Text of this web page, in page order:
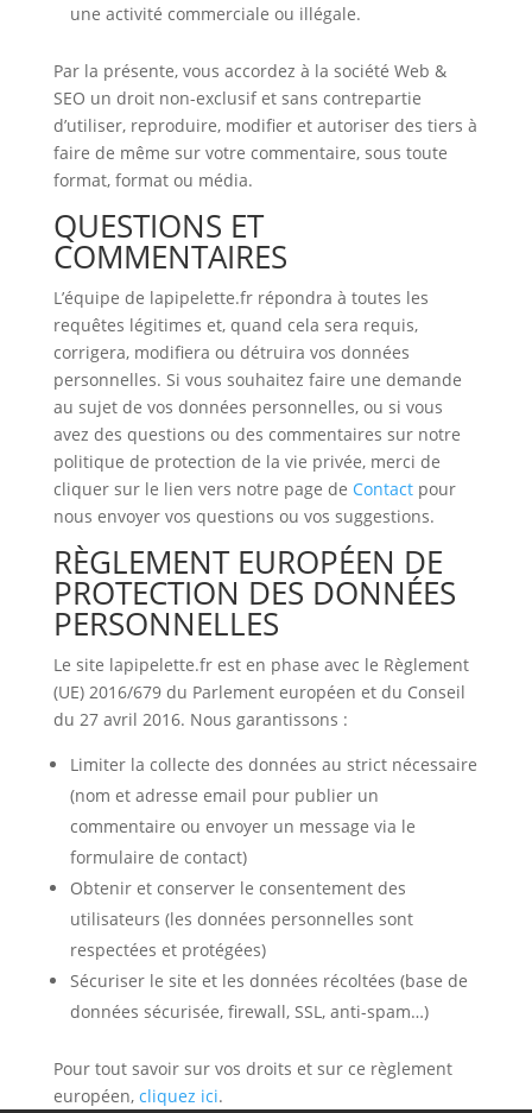
une activité commerciale ou illégale.
Par la présente, vous accordez à la société Web &
SEO un droit non-exclusif et sans contrepartie
d’utiliser, reproduire, modifier et autoriser des tiers à
faire de même sur votre commentaire, sous toute
format, format ou média.
QUESTIONS ET
COMMENTAIRES
L’équipe de lapipelette.fr répondra à toutes les
requêtes légitimes et, quand cela sera requis,
corrigera, modifiera ou détruira vos données
personnelles. Si vous souhaitez faire une demande
au sujet de vos données personnelles, ou si vous
avez des questions ou des commentaires sur notre
politique de protection de la vie privée, merci de
cliquer sur le lien vers notre page de Contactpour
nous envoyer vos questions ou vos suggestions.
RÈGLEMENT EUROPÉEN DE
PROTECTION DES DONNÉES
PERSONNELLES
Le site lapipelette.fr est en phase avec le Règlement
(UE) 2016/679 du Parlement européen et du Conseil
du 27 avril 2016. Nous garantissons :
Limiter la collecte des données au strict nécessaire
(nom et adresse email pour publier un
commentaire ou envoyer un message via le
formulaire de contact)
Obtenir et conserver le consentement des
utilisateurs (les données personnelles sont
respectées et protégées)
Sécuriser le site et les données récoltées (base de
données sécurisée, firewall, SSL, anti-spam…)
Pour tout savoir sur vos droits et sur ce règlement
européen, cliquez ici.